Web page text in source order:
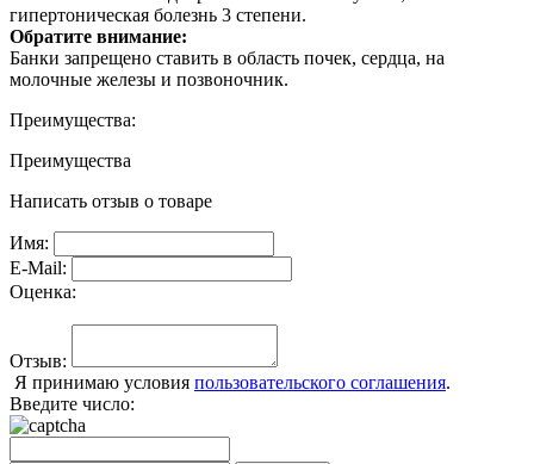
гипертоническая болезнь 3 степени.
Обратите внимание:
Банки запрещено ставить в область почек, сердца, на
молочные железы и позвоночник.
Преимущества:
Преимущества
Написать отзыв о товаре
Имя:
E-Mail:
Оценка:
Отзыв:
Я принимаю условия пользовательского соглашения.
Введите число: